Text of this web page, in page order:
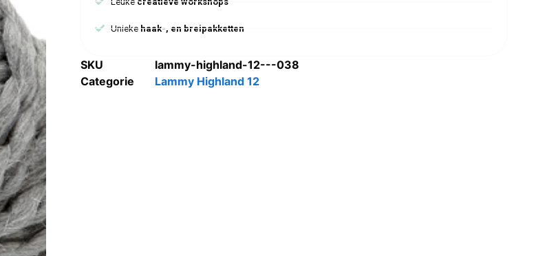
Uniekehaak-, en breipakketten
SKU
lammy-highland-12---038
Categorie
Lammy Highland 12